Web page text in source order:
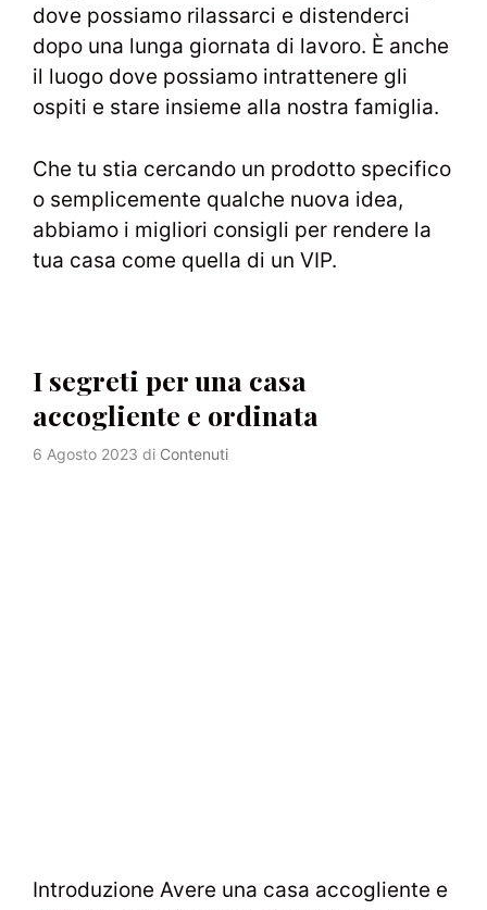
dove possiamo rilassarci e distenderci
dopo una lunga giornata di lavoro. È anche
il luogo dove possiamo intrattenere gli
ospiti e stare insieme alla nostra famiglia.
Che tu stia cercando un prodotto specifico
o semplicemente qualche nuova idea,
abbiamo i migliori consigli per rendere la
tua casa come quella di un VIP.
I segreti per una casa
accogliente e ordinata
6 Agosto 2023 di Contenuti
Introduzione Avere una casa accogliente e